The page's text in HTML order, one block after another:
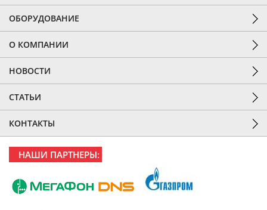
ОБОРУДОВАНИЕ
О КОМПАНИИ
НОВОСТИ
СТАТЬИ
КОНТАКТЫ
НАШИ ПАРТНЕРЫ: